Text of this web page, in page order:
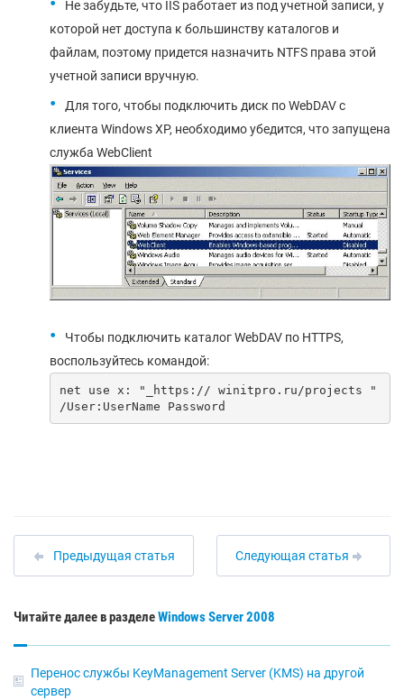
Не забудьте, что IIS работает из под учетной записи, у
которой нет доступа к большинству каталогов и
файлам, поэтому придется назначить NTFS права этой
учетной записи вручную.
Для того, чтобы подключить диск по WebDAV с
клиента Windows XP, необходимо убедится, что запущена
служба WebClient
Чтобы подключить каталог WebDAV по HTTPS,
воспользуйтесь командой:
net use x: "_https:// winitpro.ru/projects "
/User:UserName Password
Предыдущая статья Следующая статья
Читайте далее в разделеWindows Server 2008
Перенос службы KeyManagement Server (KMS) на другой
сервер